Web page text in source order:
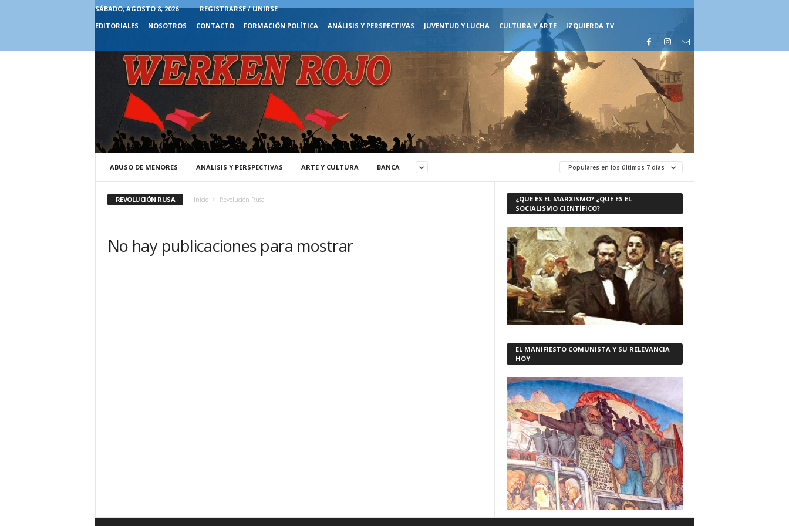
SÁBADO, AGOSTO 8, 2026
REGISTRARSE / UNIRSE
EDITORIALES
NOSOTROS CONTACTO FORMACIÓN POLÍTICA ANÁLISIS Y PERSPECTIVAS JUVENTUD Y LUCHA CULTURA Y ARTE IZQUIERDA TV
ABUSO DE MENORES ANÁLISIS Y PERSPECTIVAS ARTE Y CULTURA BANCA Populares en los últimos 7 días
REVOLUCIÓN RUSA Inicio Revolución Rusa
No hay publicaciones para mostrar
¿QUE ES EL MARXISMO? ¿QUE ES EL
SOCIALISMO CIENTÍFICO?
EL MANIFIESTO COMUNISTA Y SU RELEVANCIA
HOY